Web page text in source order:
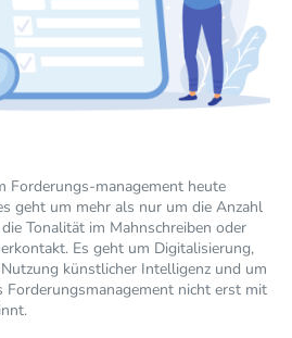
Forderungs-management heute
geht um mehr als nur um die Anzahl
Tonalität im Mahnschreiben oder
Es geht um Digitalisierung,
künstlicher Intelligenz und um
Forderungsmanagement nicht erst mit